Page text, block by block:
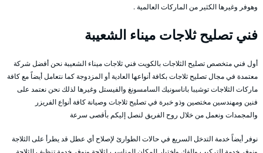
وهوفر وغيرها الكثير من الماركات العالمية .
فني تصليح ثلاجات ميناء الشعيبة
أول فني متخصص تصليح الثلاجات بالكويت فني ثلاجات ميناء الشعيبة نحن أفضل شركة
معتمدة في مجال تصليح ثلاجات بكافة أنواعها العادية أو المزدوجة كما نتعامل أيضاً مع كافة
ماركات الثلاجات توشيبا باناسونيك السامسونغ والفيستل وغيرها لذلك نحن نعتمد على
فنين ومهندسين مختصين وذو خبرة في تصليح ثلاجات وصيانة كافة أنواع الفريزر
والمجمدات ونعمل من خلال روح الفريق لنصل إليكم بأقصى سرعة
نوفر أيضاً خدمة التدخل السريع في حالات الطوارئ لإصلاح أي عطل قد يطرأ على الثلاجة